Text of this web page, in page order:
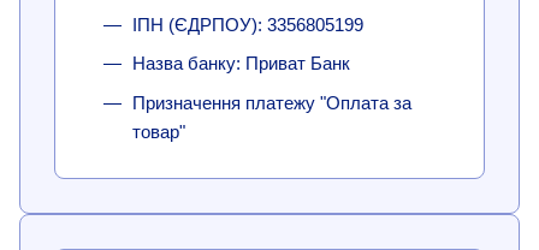
ІПН (ЄДРПОУ): 3356805199
Назва банку: Приват Банк
Призначення платежу "Оплата за
товар"